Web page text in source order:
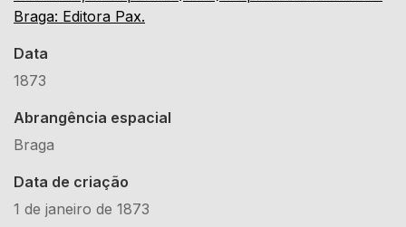
Braga: Editora Pax.
Data
1873
Abrangência espacial
Braga
Data de criação
1 de janeiro de 1873